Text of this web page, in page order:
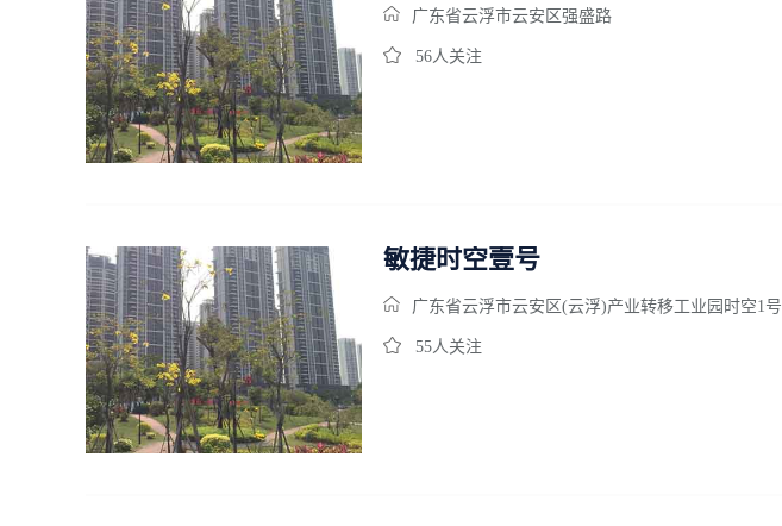
广东省云浮市云安区强盛路
56人关注
敏捷时空壹号
广东省云浮市云安区(云浮)产业转移工业园时空1号
55人关注